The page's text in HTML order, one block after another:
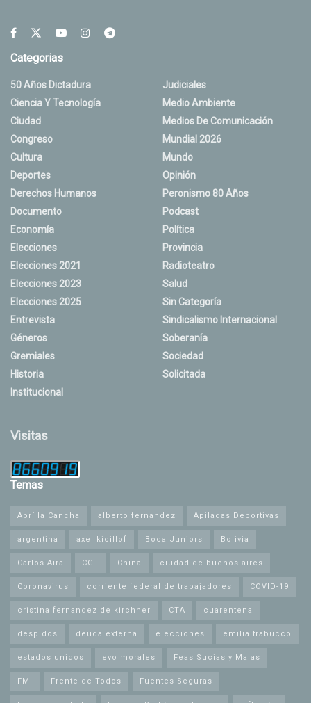
Categorias
50 Años Dictadura
Ciencia Y Tecnología
Ciudad
Congreso
Cultura
Deportes
Derechos Humanos
Documento
Economía
Elecciones
Elecciones 2021
Elecciones 2023
Elecciones 2025
Entrevista
Géneros
Gremiales
Historia
Institucional
Judiciales
Medio Ambiente
Medios De Comunicación
Mundial 2026
Mundo
Opinión
Peronismo 80 Años
Podcast
Política
Provincia
Radioteatro
Salud
Sin Categoría
Sindicalismo Internacional
Soberanía
Sociedad
Solicitada
Visitas
Temas
Abrí la Cancha alberto fernandez Apiladas Deportivas
argentina axel kicillof Boca Juniors Bolivia
Carlos Aira CGT China ciudad de buenos aires
Coronavirus corriente federal de trabajadores COVID-19
cristina fernandez de kirchner CTA cuarentena
despidos deuda externa elecciones emilia trabucco
estados unidos evo morales Feas Sucias y Malas
FMI Frente de Todos Fuentes Seguras